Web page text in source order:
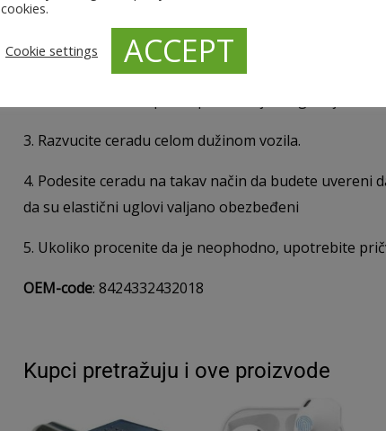
Način postavljanja:
1. Odaberite odgovarajuću veličinu za vaše vozilo
3. Razvucite ceradu celom dužinom vozila.
4. Podesite ceradu na takav način da budete uvereni
da su elastični uglovi valjano obezbeđeni
5. Ukoliko procenite da je neophodno, upotrebite
OEM-code: 8424332432018
Kupci pretražuju i ove proizvode
cookies.
Cookie settings ACCEPT